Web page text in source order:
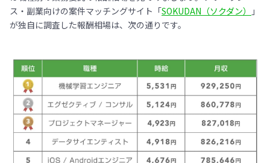
ス・副業向けの案件マッチングサイト「SOKUDAN（ソクダン）
」
が独自に調査した報酬相場は、次の通りです。